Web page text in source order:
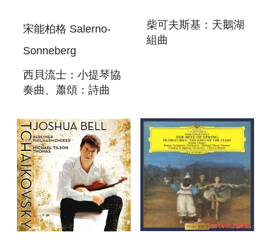
宋能柏格 Salerno-
Sonneberg
西貝流士：小提琴協
奏曲、蕭頌：詩曲
CONCERTO;
CHAUSSON:
POEME
柴可夫斯基：天鵝湖
組曲